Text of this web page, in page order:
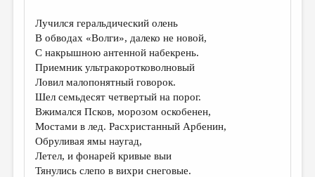
Лучился геральдический олень
В обводах «Волги», далеко не новой,
С накрышною антенной набекрень.
Приемник ультракоротковолновый
Ловил малопонятный говорок.
Шел семьдесят четвертый на порог.
Вжимался Псков, морозом оскобенен,
Мостами в лед. Расхристанный Арбенин,
Обруливая ямы наугад,
Летел, и фонарей кривые выи
Тянулись слепо в вихри снеговые.